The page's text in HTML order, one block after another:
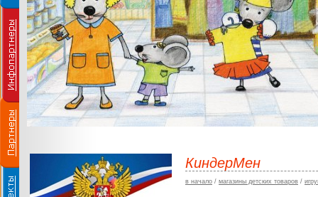
КиндерМен
в начало / магазины детских товаров /